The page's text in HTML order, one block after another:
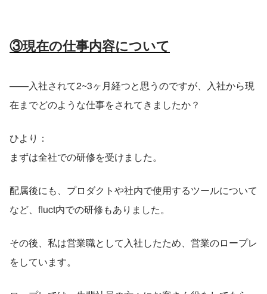
③現在の仕事内容について
——入社されて2~3ヶ月経つと思うのですが、入社から現
在までどのような仕事をされてきましたか？
ひより：
まずは全社での研修を受けました。
配属後にも、プロダクトや社内で使用するツールについて
など、fluct内での研修もありました。
その後、私は営業職として入社したため、営業のロープレ
をしています。